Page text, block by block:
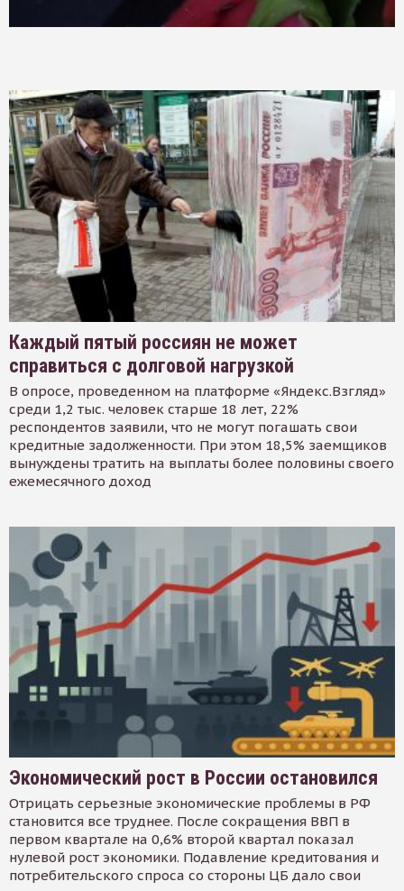
Каждый пятый россиян не может
справиться с долговой нагрузкой
В опросе, проведенном на платформе «Яндекс.Взгляд»
среди 1,2 тыс. человек старше 18 лет, 22%
респондентов заявили, что не могут погашать свои
кредитные задолженности. При этом 18,5% заемщиков
вынуждены тратить на выплаты более половины своего
ежемесячного доход
Экономический рост в России остановился
Отрицать серьезные экономические проблемы в РФ
становится все труднее. После сокращения ВВП в
первом квартале на 0,6% второй квартал показал
нулевой рост экономики. Подавление кредитования и
потребительского спроса со стороны ЦБ дало свои